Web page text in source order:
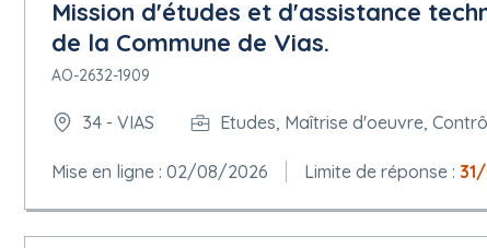
Mission d'études et d'assistance
de la Commune de Vias.
AO-2632-1909
34 - VIAS Etudes, Maîtrise d'oeuvre,
Mise en ligne : 02/08/2026 Limite de réponse :